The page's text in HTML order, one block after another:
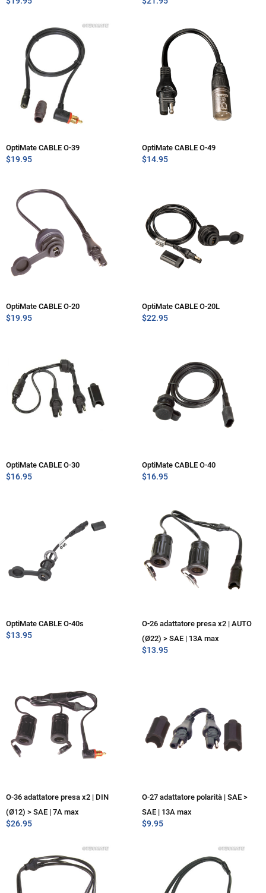
OptiMate CABLE O-39
$19.95
OptiMate CABLE O-49
$14.95
OptiMate CABLE O-20
$19.95
OptiMate CABLE O-20L
$22.95
OptiMate CABLE O-30
$16.95
OptiMate CABLE O-40
$16.95
OptiMate CABLE O-40s
$13.95
O-26 adattatore presa x2 | AUTO
(Ø22) > SAE | 13A max
$13.95
O-36 adattatore presa x2 | DIN
(Ø12) > SAE | 7A max
$26.95
O-27 adattatore polarità | SAE >
SAE | 13A max
$9.95